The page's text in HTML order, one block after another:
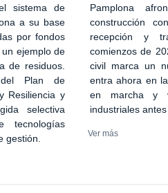
sistema de
a su base
por fondos
ejemplo de
de residuos.
Plan de
Resiliencia y
selectiva
tecnologías
gestión.
Pamplona
construcción
recepción y
comienzos de
civil marca un
entra ahora en
en marcha y
industriales
Ver más